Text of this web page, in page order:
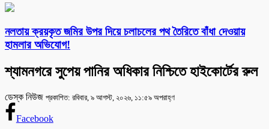
নলতায় ক্রয়কৃত জমির উপর দিয়ে চলাচলের পথ তৈরিতে বাঁধা দেওয়ায়
হামলার অভিযোগ!
শ্যামনগরে সুপেয় পানির অধিকার নিশ্চিতে হাইকোর্টের রুল
ডেস্ক নিউজ প্রকাশিত: রবিবার, ৯ আগস্ট, ২০২৬, ১১:৫৯ অপরাহ্ণ
Facebook